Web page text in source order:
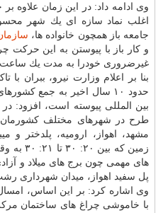
وی ادامه داد: در این زمان علاوه
اغلب نماد سازه ای یك شهر
جامعه باز همچون خانواده ها،
و كار باز با پیوستن به این حركت
غیرضروری خودرا به مدت یك
بنا بر اعلام وزارت نیرو، ببران با
حدود ۱۰ سال اخیر به جمع
بین المللی پیوسته است، افزود:
طرح در شهرهای مختلف كشورمان
مشهد، اهواز، ارومیه، پلدختر
زمین كه
های مهمی چون برج های میلاد و
پل سفید اهواز، میدان شهرداری
با خاموشی چراغ های ساختمان